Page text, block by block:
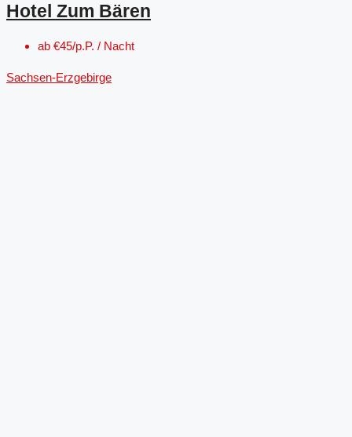
Hotel Zum Bären
ab €45/p.P. / Nacht
Sachsen-Erzgebirge